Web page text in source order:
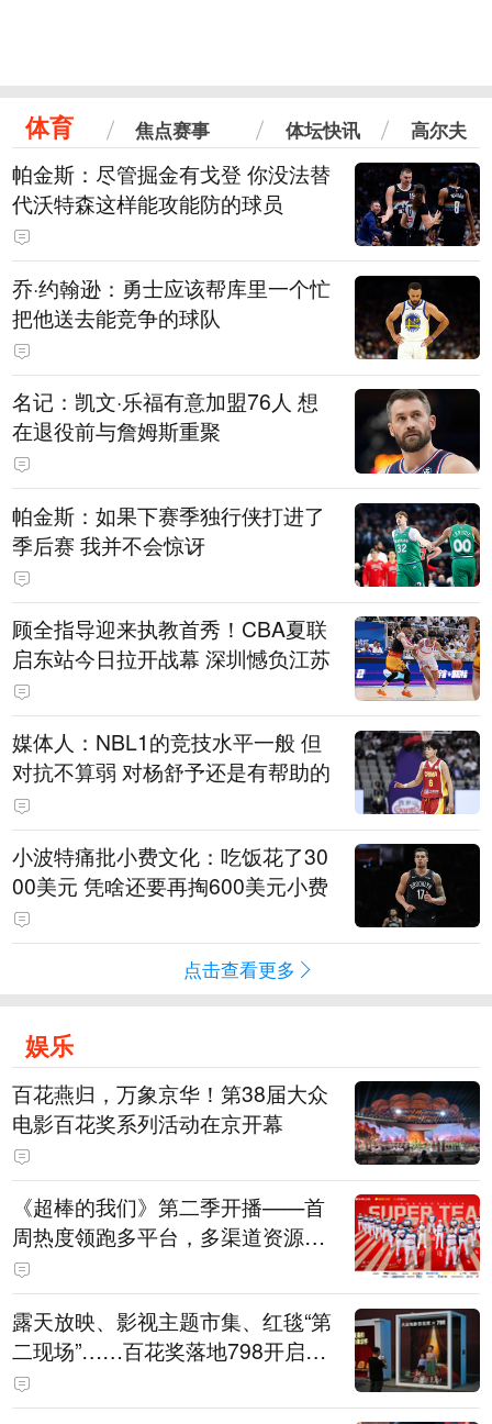
体育 焦点赛事 体坛快讯 高尔夫
帕金斯：尽管掘金有戈登 你没法替
代沃特森这样能攻能防的球员
乔·约翰逊：勇士应该帮库里一个忙
把他送去能竞争的球队
名记：凯文·乐福有意加盟76人 想
在退役前与詹姆斯重聚
帕金斯：如果下赛季独行侠打进了
季后赛 我并不会惊讶
顾全指导迎来执教首秀！CBA夏联
启东站今日拉开战幕 深圳憾负江苏
媒体人：NBL1的竞技水平一般 但
对抗不算弱 对杨舒予还是有帮助的
小波特痛批小费文化：吃饭花了30
00美元 凭啥还要再掏600美元小费
点击查看更多
娱乐
百花燕归，万象京华！第38届大众
电影百花奖系列活动在京开幕
《超棒的我们》第二季开播——首
周热度领跑多平台，多渠道资源加
持助推棒球文化出圈
露天放映、影视主题市集、红毯“第
二现场”……百花奖落地798开启城
市文化体验新场景